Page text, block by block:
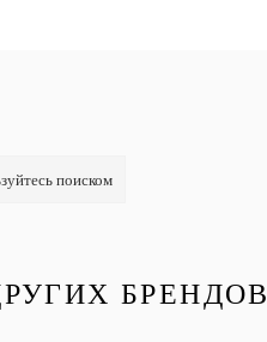
поиском
БРЕНДОВ